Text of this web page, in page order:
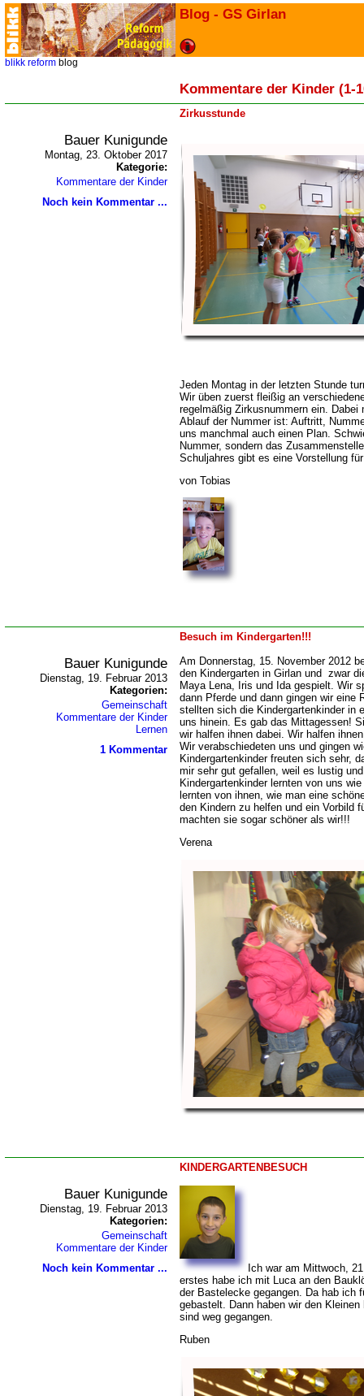
Blog - GS Girlan
blikk reform blog
Kommentare der Kinder (1-
Zirkusstunde
Bauer Kunigunde
Montag, 23. Oktober 2017
Kategorie:
Kommentare der Kinder
Noch kein Kommentar ...
Jeden Montag in der letzten Stunde
Wir üben zuerst fleißig an
regelmäßig Zirkusnummern ein. Dabei
Ablauf der Nummer ist: Auftritt,
uns manchmal auch einen Plan.
Nummer, sondern das
Schuljahres gibt es eine Vorstellung
von Tobias
Besuch im Kindergarten!!!
Bauer Kunigunde
Dienstag, 19. Februar 2013
Kategorien:
Gemeinschaft
Kommentare der Kinder
Lernen
1 Kommentar
Am Donnerstag, 15. November 2012
den Kindergarten in Girlan und zwar
Maya Lena, Iris und Ida gespielt. Wir
dann Pferde und dann gingen wir eine
stellten sich die Kindergartenkinder in
uns hinein. Es gab das Mittagessen!
wir halfen ihnen dabei. Wir halfen
Wir verabschiedeten uns und gingen
Kindergartenkinder freuten sich sehr,
mir sehr gut gefallen, weil es lustig
Kindergartenkinder lernten von uns
lernten von ihnen, wie man eine
den Kindern zu helfen und ein Vorbild
machten sie sogar schöner als wir!!!
Verena
KINDERGARTENBESUCH
Bauer Kunigunde
Dienstag, 19. Februar 2013
Kategorien:
Gemeinschaft
Kommentare der Kinder
Noch kein Kommentar ...
Ich war am Mittwoch,
erstes habe ich mit Luca an den
der Bastelecke gegangen. Da hab ich
gebastelt. Dann haben wir den
sind weg gegangen.
Ruben